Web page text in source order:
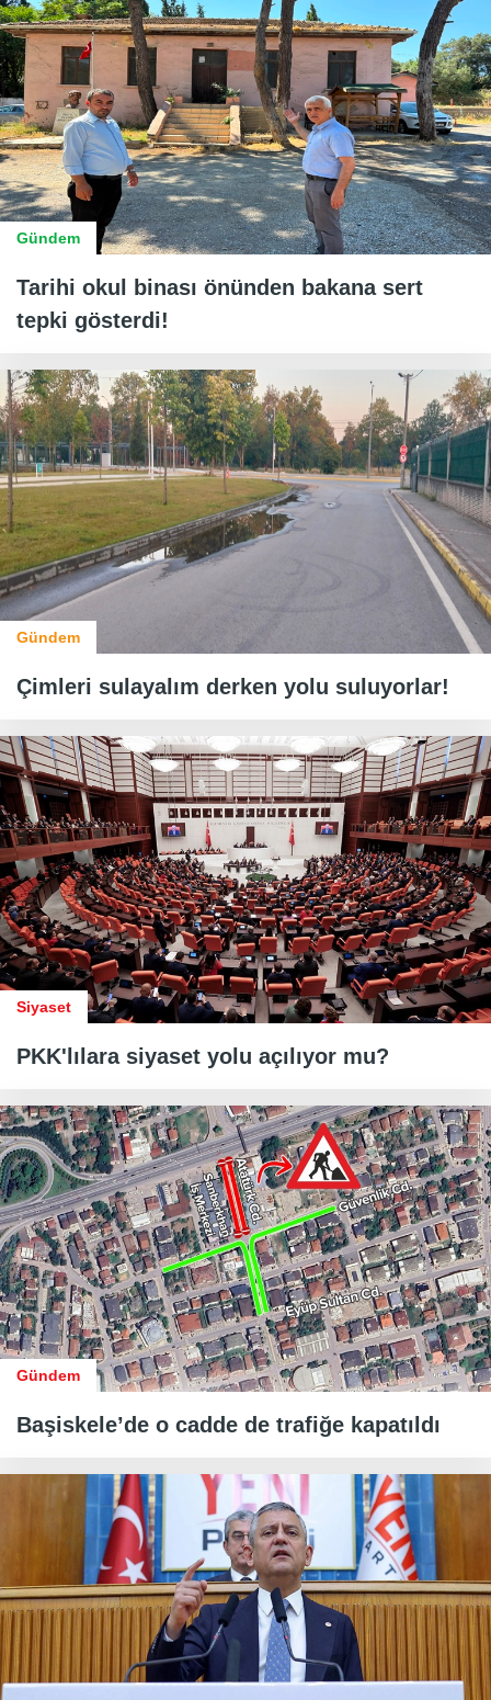
Gündem
Tarihi okul binası önünden bakana sert
tepki gösterdi!
Gündem
Çimleri sulayalım derken yolu suluyorlar!
Siyaset
PKK'lılara siyaset yolu açılıyor mu?
Gündem
Başiskele’de o cadde de trafiğe kapatıldı